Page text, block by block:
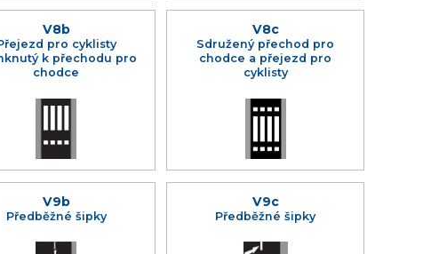
V8b
pro cyklisty
k přechodu pro
chodce
V8c
Sdružený přechod pro
chodce a přejezd pro
cyklisty
V9b
Předběžné šipky
V9c
Předběžné šipky